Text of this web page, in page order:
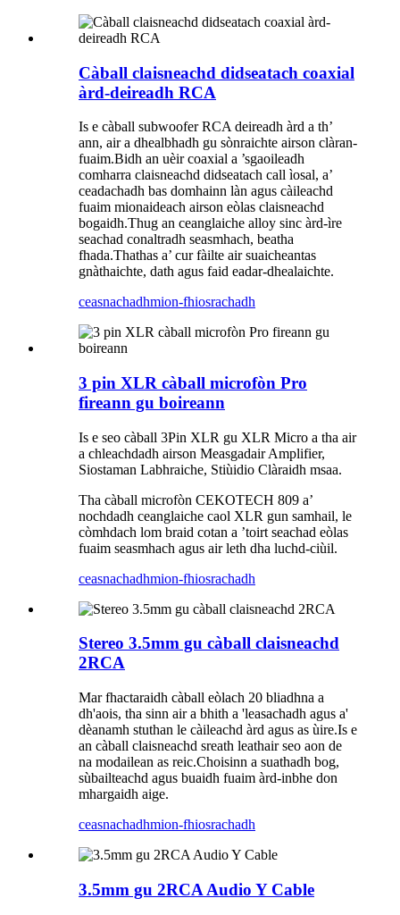
Càball claisneachd didseatach coaxial
àrd-deireadh RCA
Is e càball subwoofer RCA deireadh àrd a th’
ann, air a dhealbhadh gu sònraichte airson clàran-
fuaim.Bidh an uèir coaxial a ’sgaoileadh
comharra claisneachd didseatach call ìosal, a’
ceadachadh bas domhainn làn agus càileachd
fuaim mionaideach airson eòlas claisneachd
bogaidh.Thug an ceanglaiche alloy sinc àrd-ìre
seachad conaltradh seasmhach, beatha
fhada.Thathas a’ cur fàilte air suaicheantas
gnàthaichte, dath agus faid eadar-dhealaichte.
ceasnachadhmion-fhiosrachadh
3 pin XLR càball microfòn Pro
fireann gu boireann
Is e seo càball 3Pin XLR gu XLR Micro a tha air
a chleachdadh airson Measgadair Amplifier,
Siostaman Labhraiche, Stiùidio Clàraidh msaa.
Tha càball microfòn CEKOTECH 809 a’
nochdadh ceanglaiche caol XLR gun samhail, le
còmhdach lom braid cotan a ’toirt seachad eòlas
fuaim seasmhach agus air leth dha luchd-ciùil.
ceasnachadhmion-fhiosrachadh
Stereo 3.5mm gu càball claisneachd
2RCA
Mar fhactaraidh càball eòlach 20 bliadhna a
dh'aois, tha sinn air a bhith a 'leasachadh agus a'
dèanamh stuthan le càileachd àrd agus as ùire.Is e
an càball claisneachd sreath leathair seo aon de
na modailean as reic.Choisinn a suathadh bog,
sùbailteachd agus buaidh fuaim àrd-inbhe don
mhargaidh aige.
ceasnachadhmion-fhiosrachadh
3.5mm gu 2RCA Audio Y Cable